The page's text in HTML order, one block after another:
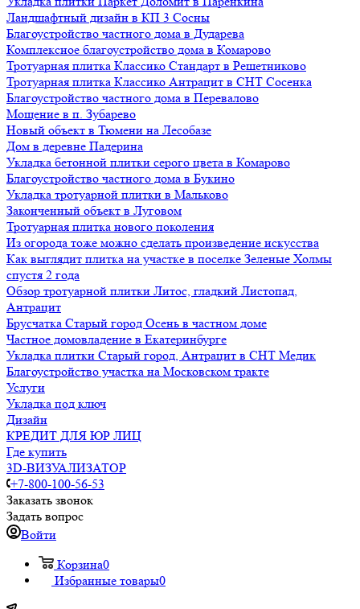
Ландшафтный дизайн в КП 3 Сосны
Благоустройство частного дома в Дударева
Комплексное благоустройство дома в Комарово
Тротуарная плитка Классико Стандарт в Решетниково
Тротуарная плитка Классико Антрацит в СНТ Сосенка
Благоустройство частного дома в Перевалово
Мощение в п. Зубарево
Новый объект в Тюмени на Лесобазе
Дом в деревне Падерина
Укладка бетонной плитки серого цвета в Комарово
Благоустройство частного дома в Букино
Укладка тротуарной плитки в Мальково
Законченный объект в Луговом
Тротуарная плитка нового поколения
Из огорода тоже можно сделать произведение искусства
Как выглядит плитка на участке в поселке Зеленые Холмы
спустя 2 года
Обзор тротуарной плитки Литос, гладкий Листопад,
Антрацит
Брусчатка Старый город Осень в частном доме
Частное домовладение в Екатеринбурге
Укладка плитки Старый город, Антрацит в СНТ Медик
Благоустройство участка на Московском тракте
Услуги
Укладка под ключ
Дизайн
КРЕДИТ ДЛЯ ЮР ЛИЦ
Где купить
3D-ВИЗУАЛИЗАТОР
+7-800-100-56-53
Заказать звонок
Задать вопрос
Войти
Корзина0
Избранные товары0